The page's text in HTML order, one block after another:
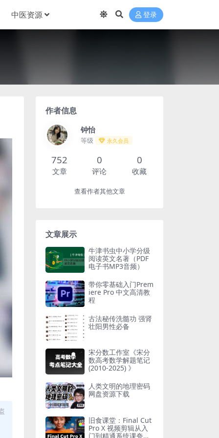
中医资源 登录
作者信息
钟怡
等级 永久会员
752
文章
0
评论
0
收藏
查看作者其他文章
文章展示
牛津书虫中小学分级
阅读英文名著（PDF
电子书MP3音频）
带你零基础入门Prem
iere Pro 中文高清教
程
古法秘传洗髓功 强肾
壮阳男性必备
宋分数工作室《宋分
数高考数学解题笔记
(2010-2025) 》
人类文明的地理密码
网盘资源下载
旧食课堂：Final Cut
Pro X 视频剪辑从入
门到精通系统课夸克